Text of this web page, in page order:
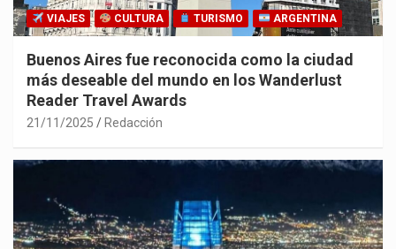
VIAJES CULTURA TURISMO ARGENTINA
Buenos Aires fue reconocida como la ciudad
más deseable del mundo en los Wanderlust
Reader Travel Awards
21/11/2025 Redacción